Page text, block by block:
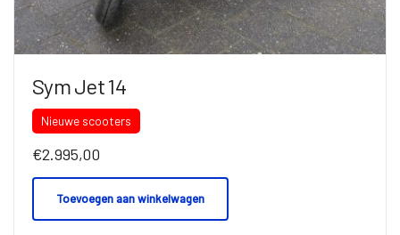
Sym Jet 14
Nieuwe scooters
€2.995,00
Toevoegen aan winkelwagen